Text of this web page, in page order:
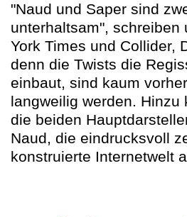
"Naud und Saper sind
unterhaltsam", schreiben
York Times und Collider,
denn die Twists die
einbaut, sind kaum
langweilig werden.
die beiden
Naud, die eindrucksvoll
konstruierte Internetwelt